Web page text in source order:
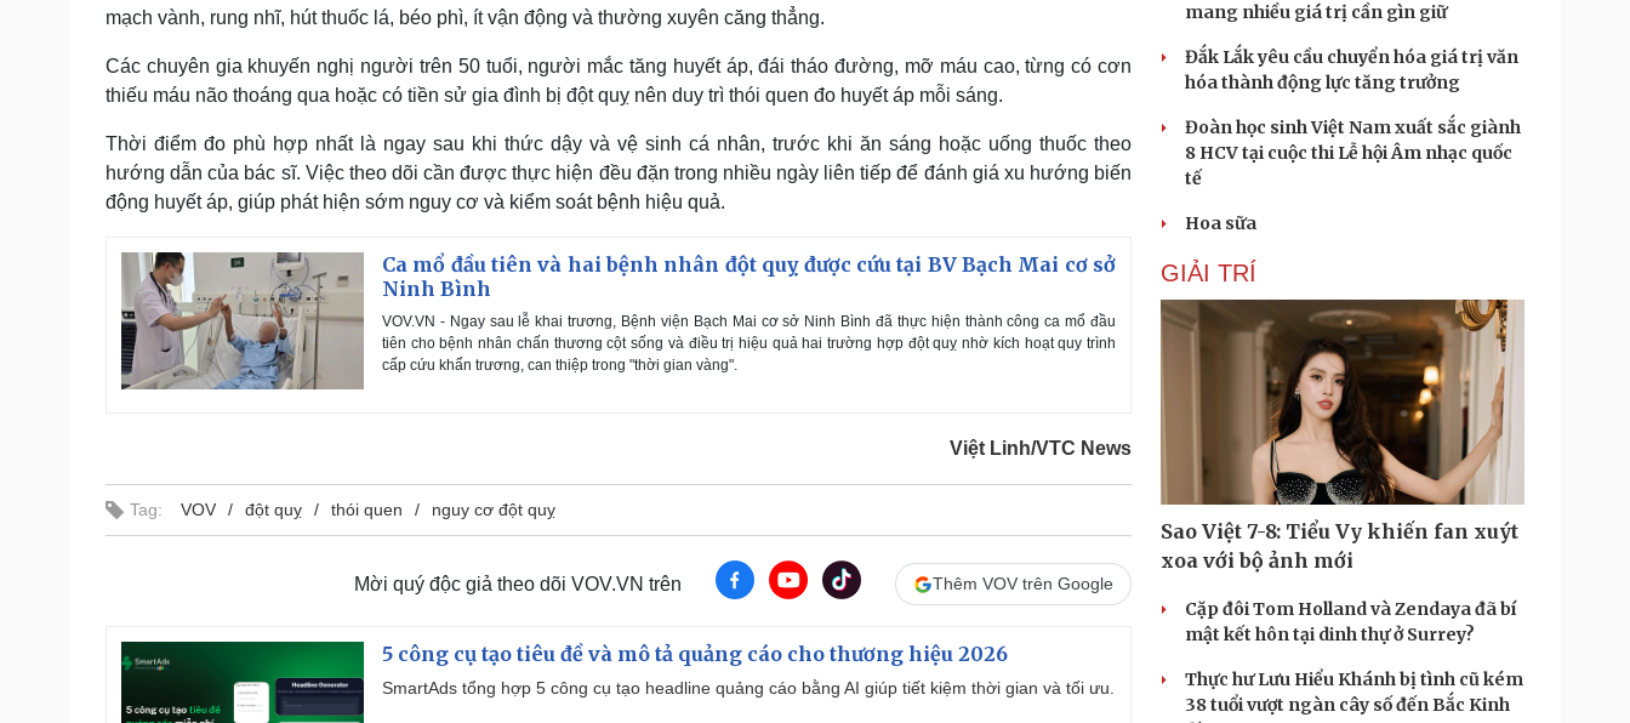
mạch vành, rung nhĩ, hút thuốc lá, béo phì, ít vận động và thường xuyên căng thẳng.
Các chuyên gia khuyến nghị người trên 50 tuổi, người mắc tăng huyết áp, đái tháo đường, mỡ máu cao, từng có cơn
thiếu máu não thoáng qua hoặc có tiền sử gia đình bị đột quỵ nên duy trì thói quen đo huyết áp mỗi sáng.
Thời điểm đo phù hợp nhất là ngay sau khi thức dậy và vệ sinh cá nhân, trước khi ăn sáng hoặc uống thuốc theo
hướng dẫn của bác sĩ. Việc theo dõi cần được thực hiện đều đặn trong nhiều ngày liên tiếp để đánh giá xu hướng biến
động huyết áp, giúp phát hiện sớm nguy cơ và kiểm soát bệnh hiệu quả.
Ca mổ đầu tiên và hai bệnh nhân đột quỵ được cứu tại BV Bạch Mai cơ sở
Ninh Bình
VOV.VN - Ngay sau lễ khai trương, Bệnh viện Bạch Mai cơ sở Ninh Bình đã thực hiện thành công ca mổ đầu
tiên cho bệnh nhân chấn thương cột sống và điều trị hiệu quả hai trường hợp đột quỵ nhờ kích hoạt quy trình
cấp cứu khẩn trương, can thiệp trong "thời gian vàng".
Việt Linh/VTC News
Tag: VOV đột quỵ thói quen nguy cơ đột quỵ
Mời quý độc giả theo dõi VOV.VN trên Thêm VOV trên Google
5 công cụ tạo tiêu đề và mô tả quảng cáo cho thương hiệu 2026
SmartAds tổng hợp 5 công cụ tạo headline quảng cáo bằng AI giúp tiết kiệm thời gian và tối ưu.
mang nhiều giá trị cần gìn giữ
Đắk Lắk yêu cầu chuyển hóa giá trị văn
hóa thành động lực tăng trưởng
Đoàn học sinh Việt Nam xuất sắc giành
8 HCV tại cuộc thi Lễ hội Âm nhạc quốc
tế
Hoa sữa
GIẢI TRÍ
Sao Việt 7-8: Tiểu Vy khiến fan xuýt
xoa với bộ ảnh mới
Cặp đôi Tom Holland và Zendaya đã bí
mật kết hôn tại dinh thự ở Surrey?
Thực hư Lưu Hiểu Khánh bị tình cũ kém
38 tuổi vượt ngàn cây số đến Bắc Kinh